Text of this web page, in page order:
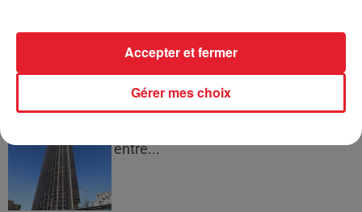
Des vitres tombent de la tour
entre...
Gérer mes choix
Accepter et fermer